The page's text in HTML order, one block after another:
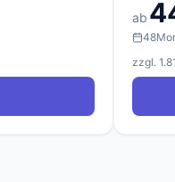
ab
48
zzgl.